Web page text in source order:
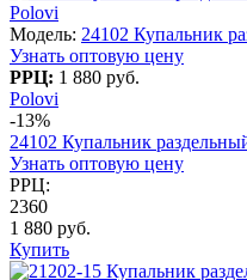
Polovi
Модель: 24102 Купальник
Узнать оптовую цену
РРЦ: 1 880 руб.
Polovi
-13%
24102 Купальник
Узнать оптовую цену
РРЦ:
2360
1 880 руб.
Купить